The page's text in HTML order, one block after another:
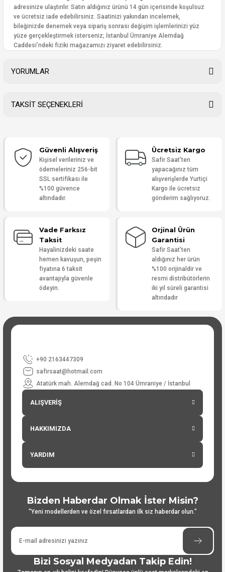
adresinize ulaştırılır. Satın aldığınız ürünü 14 gün içerisinde koşulsuz
ve ücretsiz iade edebilirsiniz. Saatinizi yakından incelemek,
bileğinizde denemek veya sipariş sonrası değişim işlemlerinizi yüz
yüze gerçekleştirmek isterseniz; İstanbul Ümraniye Alemdağ
Caddesi’ndeki fiziki mağazamızı ziyaret edebilirsiniz.
YORUMLAR
Yorum Yaz
TAKSİT SEÇENEKLERİ
Güvenli Alışveriş
Kişisel verileriniz ve
ödemeleriniz 256-bit
SSL sertifikası ile
%100 güvence
altındadır.
Ücretsiz Kargo
Safir Saat'ten
yapacağınız tüm
alışverişlerde Yurtiçi
Kargo ile ücretsiz
gönderim sağlıyoruz.
Vade Farksız
Taksit
Hayalinizdeki saate
hemen kavuşun, peşin
fiyatına 6 taksit
avantajıyla güvenle
ödeyin.
Orjinal Ürün
Garantisi
Safir Saat'ten
aldığınız her ürün
%100 orijinaldir ve
resmi distribütörlerin
iki yıl süreli garantisi
altındadır
+90 2163447309
safirsaat@hotmail.com
Atatürk mah. Alemdağ cad. No 104 Ümraniye / İstanbul
ALIŞVERİŞ
HAKKIMIZDA
YARDIM
Bizden Haberdar Olmak İster Misin?
"Yeni modellerden ve özel fırsatlardan ilk siz haberdar olun."
Bizi Sosyal Medyadan Takip Edin!